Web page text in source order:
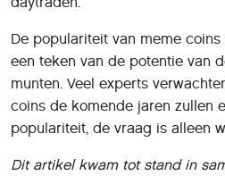
De populariteit van meme
een teken van de potentie van
munten. Veel experts
coins de komende jaren zullen
populariteit, de vraag is alleen
Dit artikel kwam tot stand in